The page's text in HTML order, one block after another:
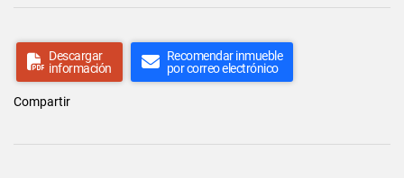
Descargar
información
Recomendar inmueble
por correo electrónico
Compartir